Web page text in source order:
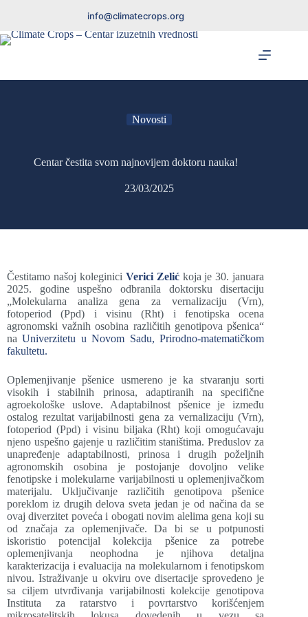
info@climatecrops.org
Novosti
Centar čestita svom najnovijem doktoru nauka!
23/03/2025
Čestitamo našoj koleginici Verici Zelićkoja je 30. januara
2025. godine uspešno odbranila doktorsku disertaciju
„Molekularna analiza gena za vernalizaciju (Vrn),
fotoperiod (Ppd) i visinu (Rht) i fenotipska ocena
agronomski važnih osobina različitih genotipova pšenica“
naUniverzitetu u Novom Sadu, Prirodno-matematičkom
fakultetu.
Oplemenjivanje pšenice usmereno je ka stvaranju sorti
visokih i stabilnih prinosa, adaptiranih na specifične
agroekološke uslove. Adaptabilnost pšenice je između
ostalog rezultat varijabilnosti gena za vernalizaciju (Vrn),
fotoperiod (Ppd) i visinu biljaka (Rht) koji omogućavaju
njeno uspešno gajenje u različitim staništima. Preduslov za
unapređenje adaptabilnosti, prinosa i drugih poželjnih
agronomskih osobina je postojanje dovoljno velike
fenotipske i molekularne varijabilnosti u oplemenjivačkom
materijalu. Uključivanje različitih genotipova pšenice
poreklom iz drugih delova sveta jedan je od načina da se
ovaj diverzitet poveća i obogati novim alelima gena koji su
od značaja za oplemenjivače. Da bi se u potpunosti
iskoristio potencijal kolekcija pšenice za potrebe
oplemenjivanja neophodna je njihova detaljna
karakterizacija i evaluacija na molekularnom i fenotipskom
nivou. Istraživanje u okviru ove disertacije sprovedeno je
sa ciljem utvrđivanja varijabilnosti kolekcije genotipova
Instituta za ratarstvo i povrtarstvo korišćenjem